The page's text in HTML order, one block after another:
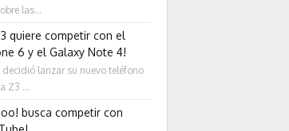
las...
quiere competir con el
6 y el Galaxy Note 4!
decidió lanzar su nuevo teléfono
Z3 ...
busca competir con